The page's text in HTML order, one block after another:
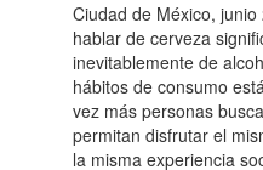
Ciudad de México,
hablar de cerveza
inevitablemente de
hábitos de consumo
vez más personas
permitan disfrutar el
la misma experiencia